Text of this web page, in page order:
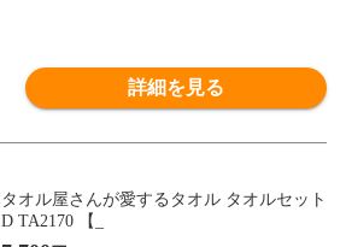
詳細を見る
タオル屋さんが愛するタオル タオルセット
D TA2170 【_